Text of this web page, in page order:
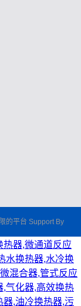
的平台 Support By
热器,微通道反应
水换热器,水冷换
微混合器,管式反应
,气化器,高效换热
器,油冷换热器,污